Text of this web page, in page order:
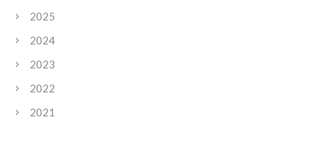
2025
2024
2023
2022
2021